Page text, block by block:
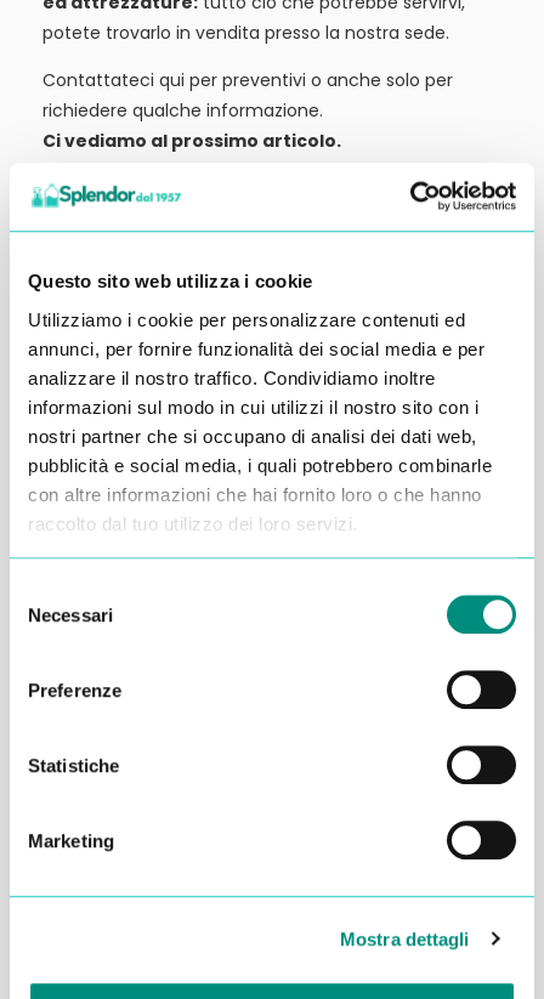
Questo sito web utilizza i cookie
Utilizziamo i cookie per personalizzare contenuti ed
annunci, per fornire funzionalità dei social media e per
analizzare il nostro traffico. Condividiamo inoltre
informazioni sul modo in cui utilizzi il nostro sito con i
nostri partner che si occupano di analisi dei dati web,
pubblicità e social media, i quali potrebbero combinarle
con altre informazioni che hai fornito loro o che hanno
raccolto dal tuo utilizzo dei loro servizi.
delNecessari
Preferenze
Statistiche
Marketing
Mostra dettagli
potete trovarlo in vendita presso la nostra sede.
Contattateci qui per preventivi o anche solo per
richiedere qualche informazione.
Ci vediamo al prossimo articolo.
Alessandro Alfonsetti
Inserisci i tuoi dati qui, ti ricontatteremo
entro 48 ore
trattamento dei miei dati per essere ricontattato